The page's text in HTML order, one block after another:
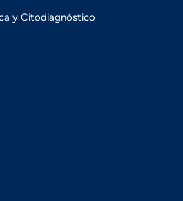
y Citodiagnóstico